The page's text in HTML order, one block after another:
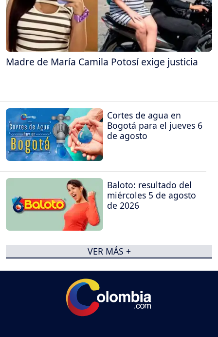
Madre de María Camila Potosí exige justicia
Cortes de agua en
Bogotá para el jueves 6
de agosto
Baloto: resultado del
miércoles 5 de agosto
de 2026
VER MÁS +